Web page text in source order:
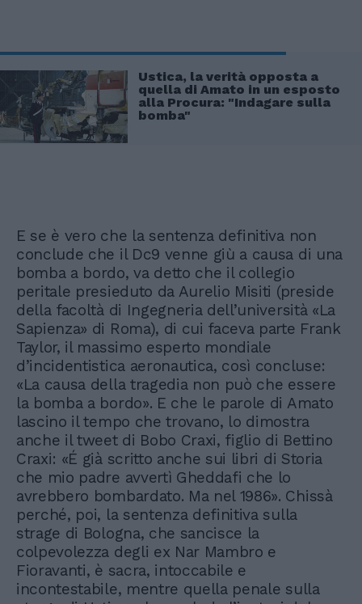
Ustica, la verità opposta a
quella di Amato in un esposto
alla Procura: "Indagare sulla
bomba"
E se è vero che la sentenza definitiva non
conclude che il Dc9 venne giù a causa di una
bomba a bordo, va detto che il collegio
peritale presieduto da Aurelio Misiti (preside
della facoltà di Ingegneria dell’università «La
Sapienza» di Roma), di cui faceva parte Frank
Taylor, il massimo esperto mondiale
d’incidentistica aeronautica, così concluse:
«La causa della tragedia non può che essere
la bomba a bordo». E che le parole di Amato
lascino il tempo che trovano, lo dimostra
anche il tweet di Bobo Craxi, figlio di Bettino
Craxi: «É già scritto anche sui libri di Storia
che mio padre avvertì Gheddafi che lo
avrebbero bombardato. Ma nel 1986». Chissà
perché, poi, la sentenza definitiva sulla
strage di Bologna, che sancisce la
colpevolezza degli ex Nar Mambro e
Fioravanti, è sacra, intoccabile e
incontestabile, mentre quella penale sulla